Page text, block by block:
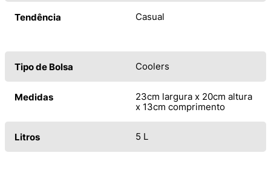
Tendência Casual
Tipo de Bolsa Coolers
Medidas
23cm largura x 20cm altura
x 13cm comprimento
Litros 5 L